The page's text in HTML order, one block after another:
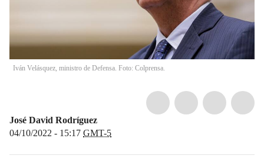
Iván Velásquez, ministro de Defensa. Foto: Colprensa.
José David Rodríguez
04/10/2022 - 15:17 GMT-5